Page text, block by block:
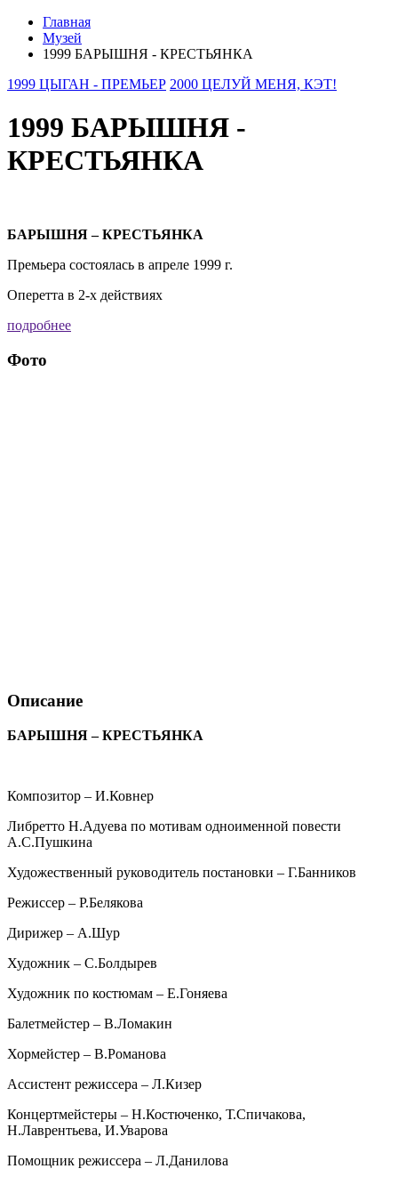
Главная
Музей
1999 БАРЫШНЯ - КРЕСТЬЯНКА
1999 ЦЫГАН - ПРЕМЬЕР 2000 ЦЕЛУЙ МЕНЯ, КЭТ!
1999 БАРЫШНЯ -
КРЕСТЬЯНКА
БАРЫШНЯ – КРЕСТЬЯНКА
Премьера состоялась в апреле 1999 г.
Оперетта в 2-х действиях
подробнее
Фото
Описание
БАРЫШНЯ – КРЕСТЬЯНКА
Композитор – И.Ковнер
Либретто Н.Адуева по мотивам одноименной повести
А.С.Пушкина
Художественный руководитель постановки – Г.Банников
Режиссер – Р.Белякова
Дирижер – А.Шур
Художник – С.Болдырев
Художник по костюмам – Е.Гоняева
Балетмейстер – В.Ломакин
Хормейстер – В.Романова
Ассистент режиссера – Л.Кизер
Концертмейстеры – Н.Костюченко, Т.Спичакова,
Н.Лаврентьева, И.Уварова
Помощник режиссера – Л.Данилова